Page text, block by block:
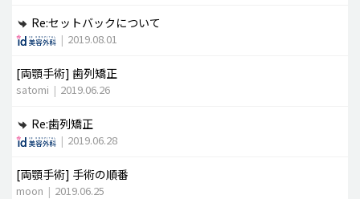
Re:セットバックについて
| 2019.08.01
[両顎手術] 歯列矯正
satomi | 2019.06.26
Re:歯列矯正
| 2019.06.28
[両顎手術] 手術の順番
moon | 2019.06.25